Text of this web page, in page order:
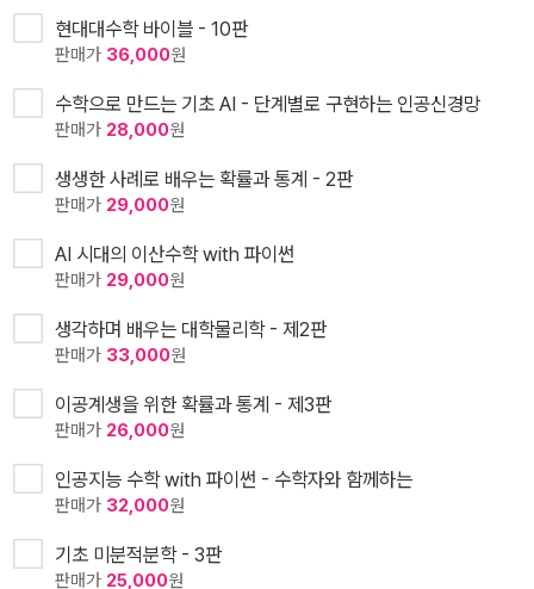
현대대수학 바이블 - 10판
판매가 36,000원
수학으로 만드는 기초 AI - 단계별로 구현하는 인공신경망
판매가 28,000원
생생한 사례로 배우는 확률과 통계 - 2판
판매가 29,000원
AI 시대의 이산수학 with 파이썬
판매가 29,000원
생각하며 배우는 대학물리학 - 제2판
판매가 33,000원
이공계생을 위한 확률과 통계 - 제3판
판매가 26,000원
인공지능 수학 with 파이썬 - 수학자와 함께하는
판매가 32,000원
기초 미분적분학 - 3판
판매가 25,000원